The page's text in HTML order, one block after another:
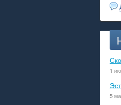
1
5